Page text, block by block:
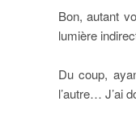
Bon, autant
lumière
Du coup,
l’autre… J’ai